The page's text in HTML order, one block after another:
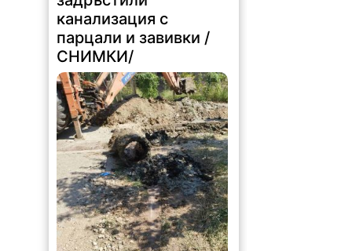
253 | 2026-08-07 15:12:52
При почистване на
канализационната мрежа на ул.
„Дядо Цеко Войвода“ в Лом
екипите на ВиК-Монтана са
открили изхвърлени в
канализацията, парцали, завивки,
битови отпадъци и други